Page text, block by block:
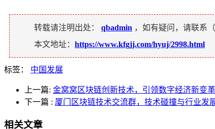
转载请注明出处： qbadmin ，如有疑问，请联系（
本文地址： https://www.kfgjj.com/hyuj/2998.html
标签： 中国发展
上一篇: 金窝窝区块链创新技术，引领数字经济新变革
下一篇 : 厦门区块链技术交流群，技术碰撞与行业发
相关文章